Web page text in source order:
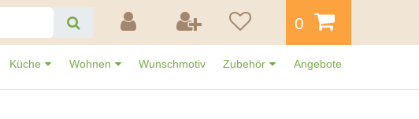
0
Küche Wohnen Wunschmotiv Zubehör Angebote